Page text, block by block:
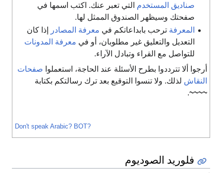
صناديق المستخدم التي تعبر عنك. اكتب اسمها في
صفحتك وسيظهر الصندوق الممثل لها.
المعرفة ترحب بابداعاتكم في معرفة المصادر
إذا كان
التعديل والتعليق غير مطلوبان، أو في معرفة المدونات
للتواصل مع القراء وتبادل الآراء.
أرجوا ألا تترددوا بطرح الأسئلة عند الحاجة، استعملوا صفحات
النقاش لذلك. ولا تنسوا التوقيع بعد ترك رسالتكم بكتابة
~~~~
.
Don't speak Arabic? BOT?
فلوريد الصوديوم